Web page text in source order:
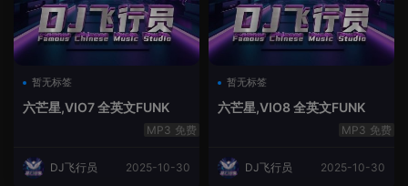
暂无标签
六芒星,VIO7 全英文FUNK
免费
DJ飞行员 2025-10-30
暂无标签
六芒星,VIO8 全英文FUNK
免费
DJ飞行员 2025-10-30